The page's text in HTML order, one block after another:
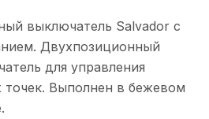
выключатель Salvador с
Двухпозиционный
для управления
Выполнен в бежевом